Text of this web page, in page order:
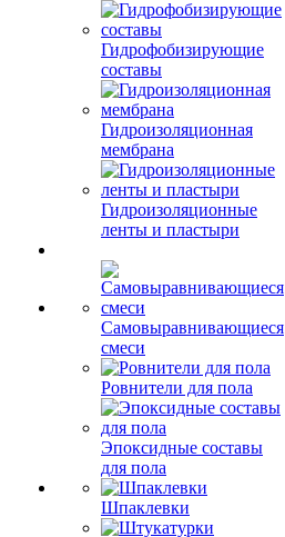
Гидрофобизирующие
составы
Гидроизоляционная
мембрана
Гидроизоляционные
ленты и пластыри
Самовыравнивающиеся
смеси
Ровнители для пола
Эпоксидные составы
для пола
Шпаклевки